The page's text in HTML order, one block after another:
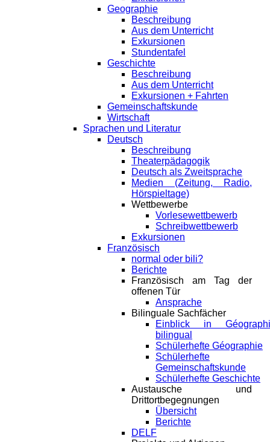
Geographie
Beschreibung
Aus dem Unterricht
Exkursionen
Stundentafel
Geschichte
Beschreibung
Aus dem Unterricht
Exkursionen + Fahrten
Gemeinschaftskunde
Wirtschaft
Sprachen und Literatur
Deutsch
Beschreibung
Theaterpädagogik
Deutsch als Zweitsprache
Medien (Zeitung, Radio,
Hörspieltage)
Wettbewerbe
Vorlesewettbewerb
Schreibwettbewerb
Exkursionen
Französisch
normal oder bili?
Berichte
Französisch am Tag der
offenen Tür
Ansprache
Bilinguale Sachfächer
Einblick in
bilingual
Schülerhefte Géographie
Schülerhefte
Gemeinschaftskunde
Schülerhefte Geschichte
Austausche und
Drittortbegegnungen
Übersicht
Berichte
DELF